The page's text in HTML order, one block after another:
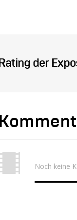
Rating der
Noch keine